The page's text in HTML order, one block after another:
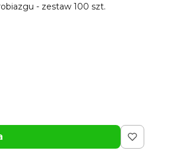
- zestaw 100 szt.